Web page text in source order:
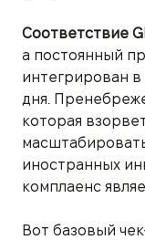
Соответствие
а постоянный
интегрирован в
дня.
которая
иностранных
комплаенс
Вот базовый